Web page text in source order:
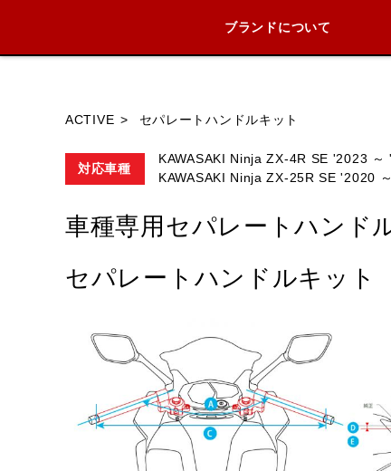
ブランドについて
ACTIVE セパレートハンドルキット
対応車種
KAWASAKI Ninja ZX-4R SE '2023 ～
KAWASAKI Ninja ZX-25R SE '2020
車種専用セパレートハンド
セパレートハンドルキット